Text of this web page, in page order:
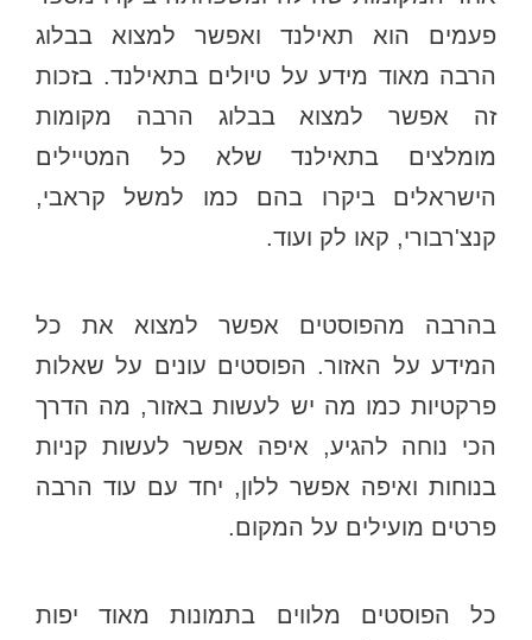
פעמים הוא תאילנד ואפשר למצוא בבלוג
הרבה מאוד מידע על טיולים בתאילנד. בזכות
זה אפשר למצוא בבלוג הרבה מקומות
מומלצים בתאילנד שלא כל המטיילים
הישראלים ביקרו בהם כמו למשל קראבי,
קנצ'רבורי, קאו לק ועוד.
בהרבה מהפוסטים אפשר למצוא את כל
המידע על האזור. הפוסטים עונים על שאלות
פרקטיות כמו מה יש לעשות באזור, מה הדרך
הכי נוחה להגיע, איפה אפשר לעשות קניות
בנוחות ואיפה אפשר ללון, יחד עם עוד הרבה
פרטים מועילים על המקום.
כל הפוסטים מלווים בתמונות מאוד יפות